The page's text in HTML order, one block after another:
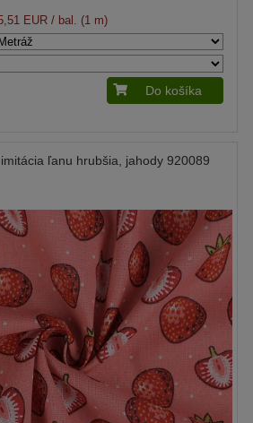
EUR/ bal. (1 m)
Do košíka
ľanu hrubšia, jahody 920089